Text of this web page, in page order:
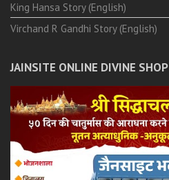
King Hansa Story (English)
Virchand R Gandhi Story (English)
JAINSITE ONLINE DIVINE SHOP